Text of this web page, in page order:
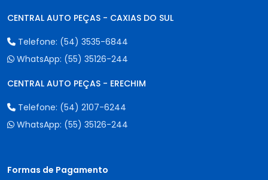
CENTRAL AUTO PEÇAS - CAXIAS DO SUL
Telefone: (54) 3535-6844
WhatsApp: (55) 35126-244
CENTRAL AUTO PEÇAS - ERECHIM
Telefone: (54) 2107-6244
WhatsApp: (55) 35126-244
Formas de Pagamento